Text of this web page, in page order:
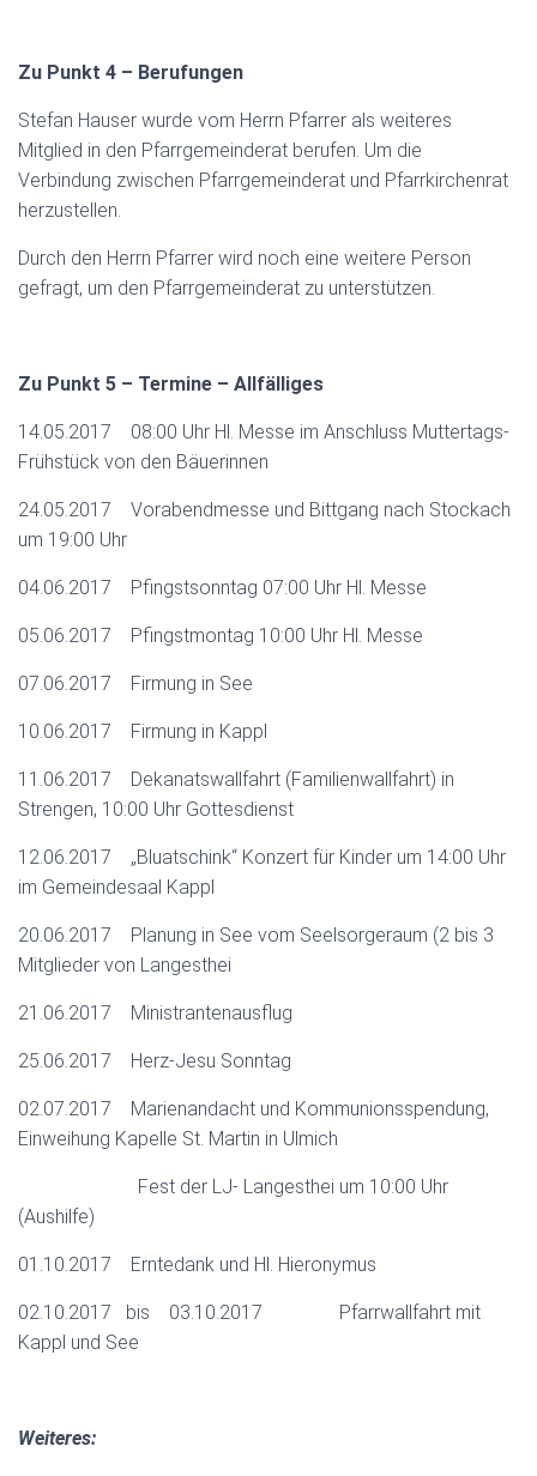
Zu Punkt 4 – Berufungen
Stefan Hauser wurde vom Herrn Pfarrer als weiteres
Mitglied in den Pfarrgemeinderat berufen. Um die
Verbindung zwischen Pfarrgemeinderat und Pfarrkirchenrat
herzustellen.
Durch den Herrn Pfarrer wird noch eine weitere Person
gefragt, um den Pfarrgemeinderat zu unterstützen.
Zu Punkt 5 – Termine – Allfälliges
14.05.2017 08:00 Uhr Hl. Messe im Anschluss Muttertags-
Frühstück von den Bäuerinnen
24.05.2017 Vorabendmesse und Bittgang nach Stockach
um 19:00 Uhr
04.06.2017 Pfingstsonntag 07:00 Uhr Hl. Messe
05.06.2017 Pfingstmontag 10:00 Uhr Hl. Messe
07.06.2017 Firmung in See
10.06.2017 Firmung in Kappl
11.06.2017 Dekanatswallfahrt (Familienwallfahrt) in
Strengen, 10:00 Uhr Gottesdienst
12.06.2017 „Bluatschink“ Konzert für Kinder um 14:00 Uhr
im Gemeindesaal Kappl
20.06.2017 Planung in See vom Seelsorgeraum (2 bis 3
Mitglieder von Langesthei
21.06.2017 Ministrantenausflug
25.06.2017 Herz-Jesu Sonntag
02.07.2017 Marienandacht und Kommunionsspendung,
Einweihung Kapelle St. Martin in Ulmich
Fest der LJ- Langesthei um 10:00 Uhr
(Aushilfe)
01.10.2017 Erntedank und Hl. Hieronymus
02.10.2017 bis 03.10.2017 Pfarrwallfahrt mit
Kappl und See
Weiteres: